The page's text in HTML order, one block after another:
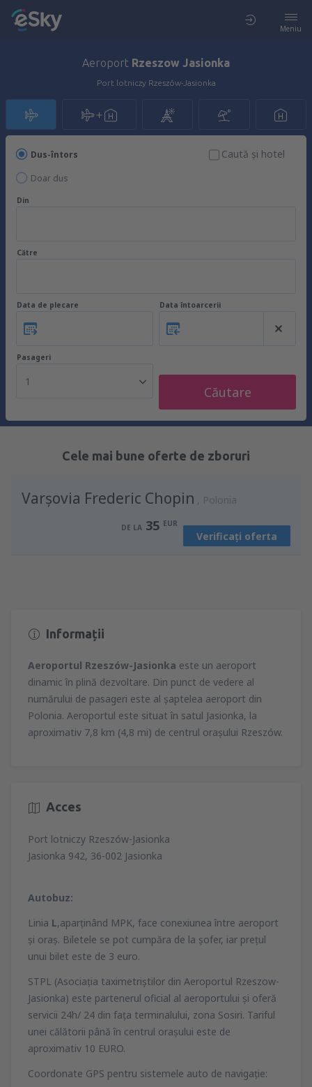
Meniu
Aeroport Rzeszow Jasionka
Port lotniczy Rzeszów-Jasionka
Dus-întors
Doar dus
Caută şi hotel
Din
Către
Data de plecare Data întoarcerii
Pasageri
1
Căutare
Cele mai bune oferte de zboruri
Varşovia Frederic Chopin Polonia
DE LA 35 EUR
Verificați oferta
Informații
Aeroportul Rzeszów-Jasionka este un aeroport
dinamic în plină dezvoltare. Din punct de vedere al
numărului de pasageri este al şaptelea aeroport din
Polonia. Aeroportul este situat în satul Jasionka, la
aproximativ 7,8 km (4,8 mi) de centrul oraşului Rzeszów.
Acces
Port lotniczy Rzeszów-Jasionka
Jasionka 942, 36-002 Jasionka
Autobuz:
Linia L,aparţinând MPK, face conexiunea între aeroport
şi oraş. Biletele se pot cumpăra de la şofer, iar preţul
unui bilet este de 3 euro.
STPL (Asociaţia taximetriştilor din Aeroportul Rzeszow-
Jasionka) este partenerul oficial al aeroportului şi oferă
servicii 24h/ 24 din faţa terminalului, zona Sosiri. Tariful
unei călătorii până în centrul oraşului este de
aproximativ 10 EURO.
Coordonate GPS pentru sistemele auto de navigaţie: